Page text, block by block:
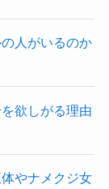
人がいるのか
欲しがる理由
やナメクジ女